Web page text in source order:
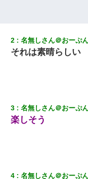
泣」俺（キターー）→
らえる会社から誘われた
2 名無しさん＠おーぷ
それは素晴らしい
3 名無しさん＠おーぷ
楽しそう
4 名無しさん＠おーぷ